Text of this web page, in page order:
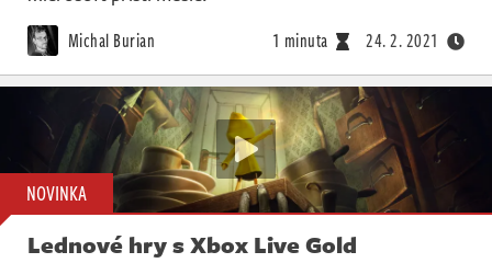
Michal Burian 1 minuta 24. 2. 2021
NOVINKA
Lednové hry s Xbox Live Gold